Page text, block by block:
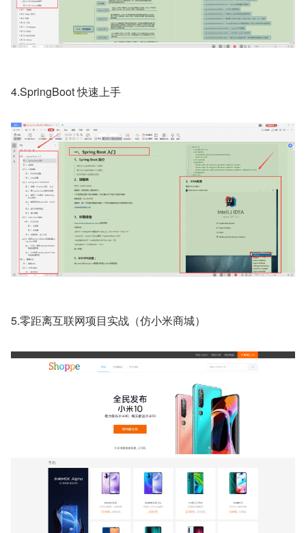
4.SpringBoot 快速上手
5.零距离互联网项目实战（仿小米商城）